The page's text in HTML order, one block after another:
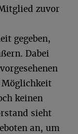
zuvor
gegeben,
Dabei
Möglichkeit
keinen
sieht
an, um